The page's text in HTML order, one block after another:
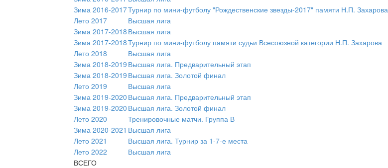
Зима 2016-2017Турнир по мини-футболу "Рождественские звезды-2017" памяти Н.П. Захарова
Лето 2017
Высшая лига
Зима 2017-2018 Высшая лига
Зима 2017-2018Турнир по мини-футболу памяти судьи Всесоюзной категории Н.П. Захарова
Лето 2018
Высшая лига
Зима 2018-2019 Высшая лига. Предварительный этап
Зима 2018-2019 Высшая лига. Золотой финал
Лето 2019
Высшая лига
Зима 2019-2020 Высшая лига. Предварительный этап
Зима 2019-2020 Высшая лига. Золотой финал
Лето 2020
Тренировочные матчи. Группа В
Зима 2020-2021 Высшая лига
Лето 2021
Высшая лига. Турнир за 1-7-е места
Лето 2022
Высшая лига
ВСЕГО